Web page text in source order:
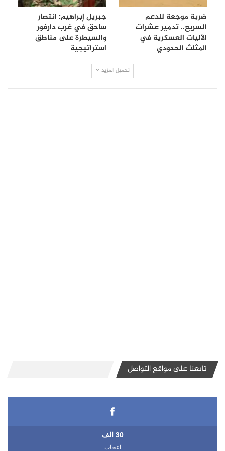
ضربة موجعة للدعم
السريع.. تدمير عشرات
الآليات العسكرية في
المثلث الحدودي
جبريل إبراهيم: انتصار
ساحق في غرب دارفور
والسيطرة على مناطق
استراتيجية
تحميل المزيد
تابعنا على مواقع التواصل
30 الف
اعجاب